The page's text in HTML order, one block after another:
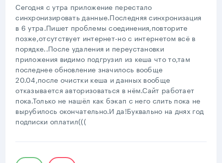
Сегодня с утра приложение перестало
синхронизировать данные.Последняя синхронизация
в 6 утра.Пишет проблемы соединения,повторите
позже,отсутствует интернет-но с интернетом всё в
порядке..После удаления и переустановки
приложения видимо подгрузил из кеша что то,там
последнее обновление значилось вообще
20.04,после очистки кеша и данных вообще
отказывается авторизоваться в нём.Сайт работает
пока.Только не нашёл как бэкап с него слить пока не
вырубилось окончательно.И да!Буквально на днях год
подписки оплатил(((